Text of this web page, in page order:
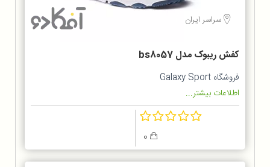
سراسر ایران
کفش ریبوک مدل bs8057
فروشگاه Galaxy Sport
اطلاعات بیشتر...